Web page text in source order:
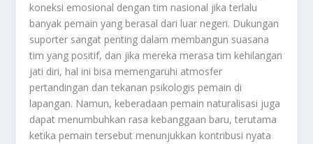
koneksi emosional dengan tim nasional jika terlalu
banyak pemain yang berasal dari luar negeri. Dukungan
suporter sangat penting dalam membangun suasana
tim yang positif, dan jika mereka merasa tim kehilangan
jati diri, hal ini bisa memengaruhi atmosfer
pertandingan dan tekanan psikologis pemain di
lapangan. Namun, keberadaan pemain naturalisasi juga
dapat menumbuhkan rasa kebanggaan baru, terutama
ketika pemain tersebut menunjukkan kontribusi nyata